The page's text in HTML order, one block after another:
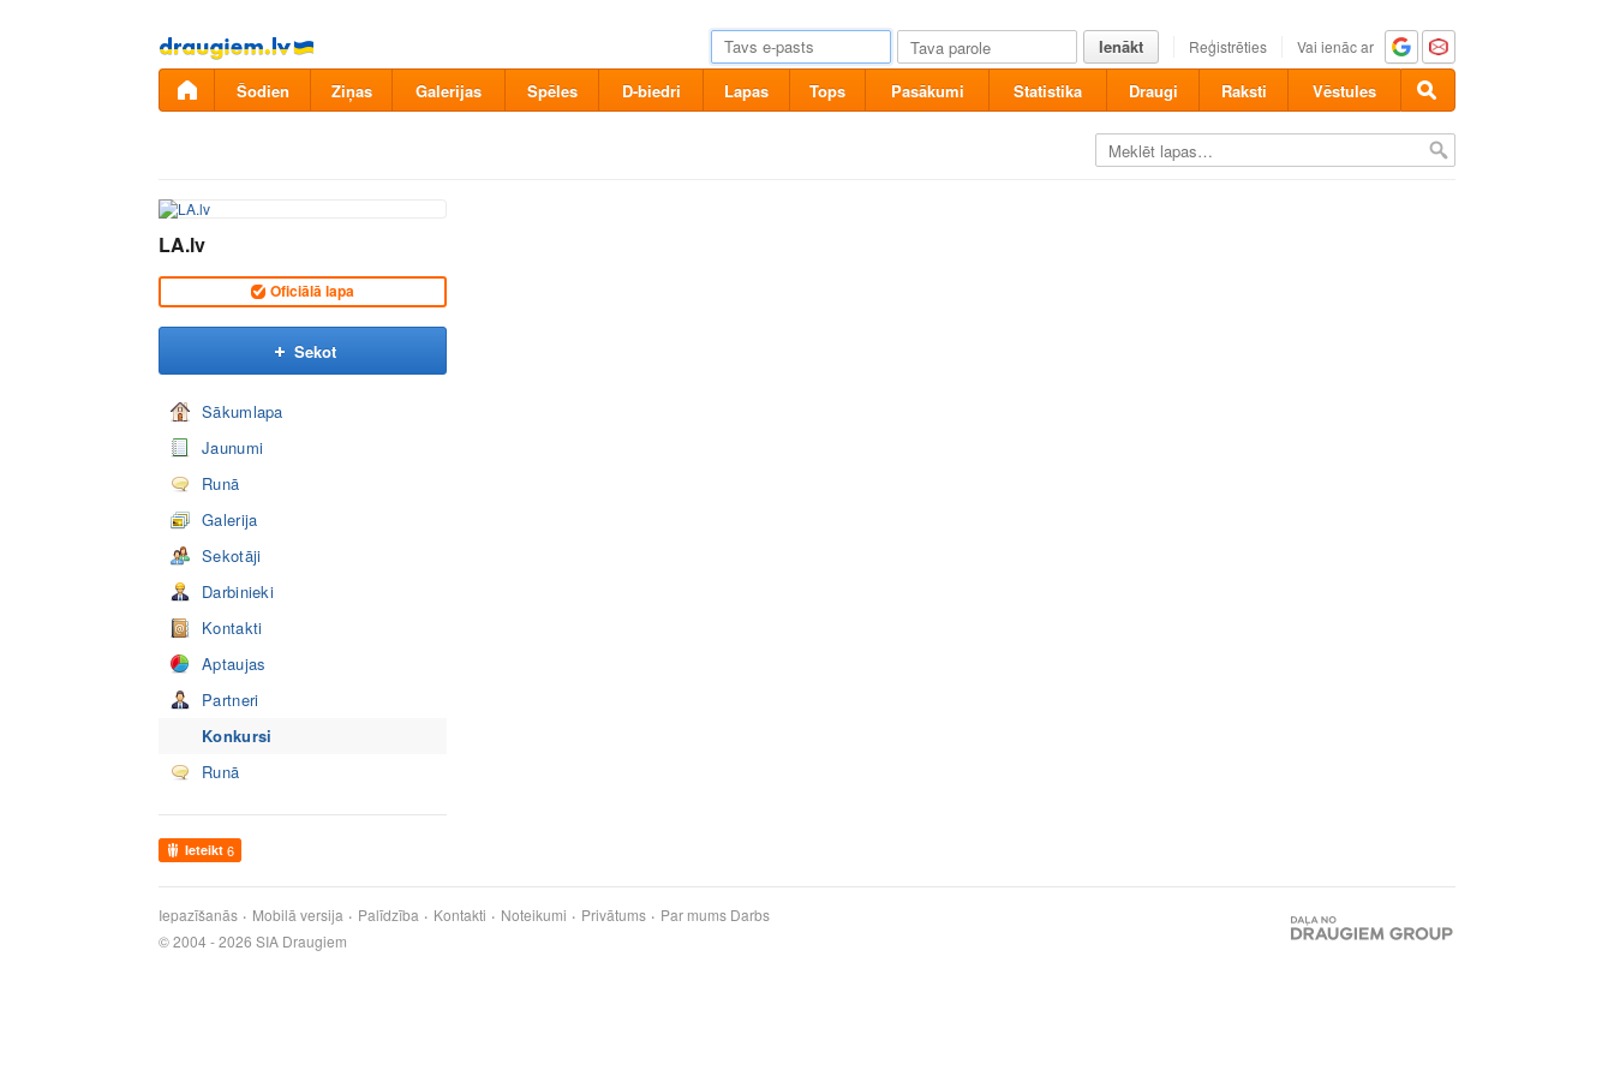
Pāriet
uz
saturu
Ienākt Reģistrēties Vai ienāc ar
Šodien Ziņas Galerijas Spēles D-biedri Lapas Tops Pasākumi Statistika Draugi Raksti Vēstules
LA.lv
Oficiālā lapa
Sekot
Sākumlapa
Jaunumi
Runā
Galerija
Sekotāji
Darbinieki
Kontakti
Aptaujas
Partneri
Konkursi
Runā
Ieteikt 6
Iepazīšanās Mobilā versija Palīdzība Kontakti Noteikumi Privātums Par mums Darbs
© 2004 - 2026 SIA Draugiem